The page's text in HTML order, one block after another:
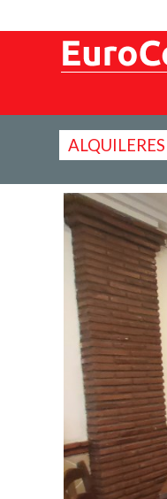
ALQUILERES